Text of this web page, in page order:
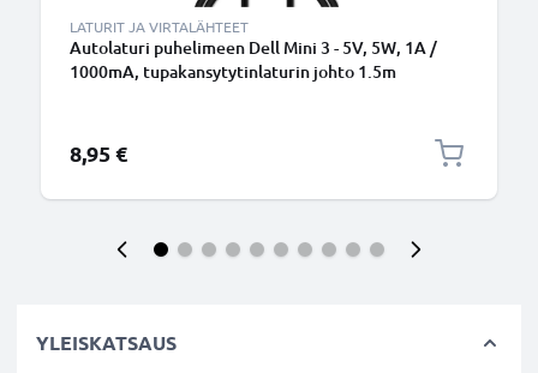
LATURIT JA VIRTALÄHTEET
Autolaturi puhelimeen Dell Mini 3 - 5V, 5W, 1A /
1000mA, tupakansytytinlaturin johto 1.5m
8,95 €
YLEISKATSAUS